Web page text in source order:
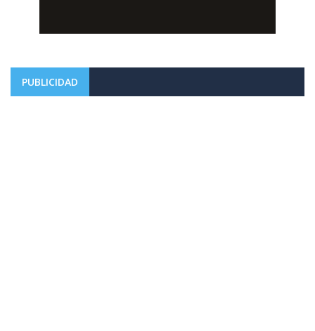
PUBLICIDAD